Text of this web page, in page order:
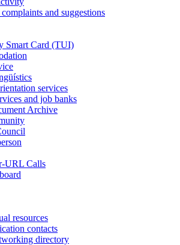
and suggestions
Smart Card (TUI)
services
and job banks
Archive
URL Calls
resources
contacts
directory